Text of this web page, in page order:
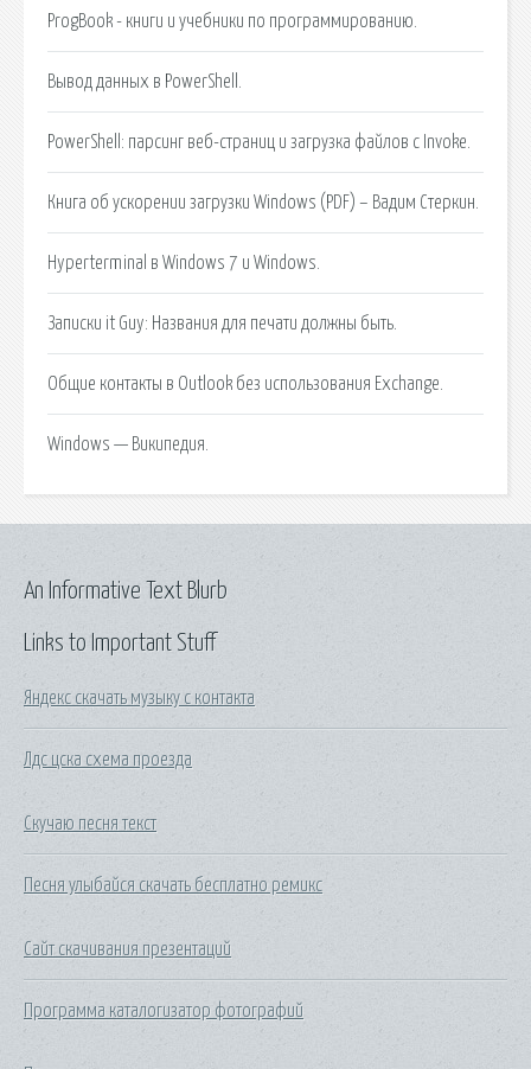
ProgBook - книги и учебники по программированию.
Вывод данных в PowerShell.
PowerShell: парсинг веб-страниц и загрузка файлов с Invoke.
Книга об ускорении загрузки Windows (PDF) – Вадим Стеркин.
Hyperterminal в Windows 7 и Windows.
Записки it Guy: Названия для печати должны быть.
Общие контакты в Outlook без использования Exchange.
Windows — Википедия.
Links to Important Stuff
Яндекс скачать музыку с контакта
Лдс цска схема проезда
Скучаю песня текст
Песня улыбайся скачать бесплатно ремикс
Сайт скачивания презентаций
Программа каталогизатор фотографий
An Informative Text Blurb